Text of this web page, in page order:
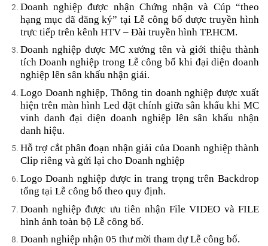
Doanh nghiệp được nhận Chứng nhận và Cúp “theo
hạng mục đã đăng ký” tại Lễ công bố được truyền hình
trực tiếp trên kênh HTV – Đài truyền hình TP.HCM.
Doanh nghiệp được MC xướng tên và giới thiệu thành
tích Doanh nghiệp trong Lễ công bố khi đại diện doanh
nghiệp lên sân khấu nhận giải.
Logo Doanh nghiệp, Thông tin doanh nghiệp được xuất
hiện trên màn hình Led đặt chính giữa sân khấu khi MC
vinh danh đại diện doanh nghiệp lên sân khấu nhận
danh hiệu.
Hỗ trợ cắt phân đoạn nhận giải của Doanh nghiệp thành
Clip riêng và gửi lại cho Doanh nghiệp
Logo Doanh nghiệp được in trang trọng trên Backdrop
tổng tại Lễ công bố theo quy định.
Doanh nghiệp được ưu tiên nhận File VIDEO và FILE
hình ảnh toàn bộ Lễ công bố.
Doanh nghiệp nhận 05 thư mời tham dự Lễ công bố.